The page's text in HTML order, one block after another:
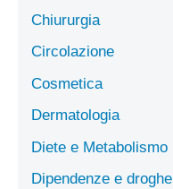
Chiururgia
Circolazione
Cosmetica
Dermatologia
Diete e Metabolismo
Dipendenze e droghe